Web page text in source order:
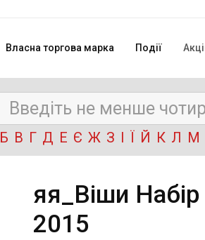
Власна торгова марка Події
Б В Г Д Е Є Ж З І Ї Й К Л М
яя_Віши
2015